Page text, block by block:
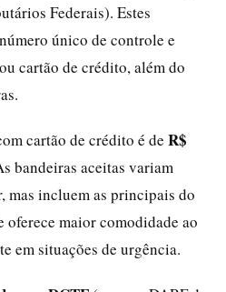
Federais). Estes
único de controle e
cartão de crédito, além do
cartão de crédito é de R$
bandeiras aceitas variam
mas incluem as principais do
oferece maior comodidade ao
em situações de urgência.